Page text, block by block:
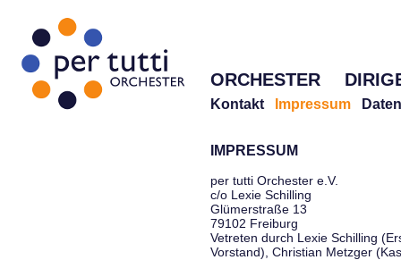
ORCHESTER
Kontakt Impressum
IMPRESSUM
per tutti Orchester e.V.
c/o Lexie Schilling
Glümerstraße 13
79102 Freiburg
Vetreten durch Lexie Schilling
Vorstand), Christian Metzger